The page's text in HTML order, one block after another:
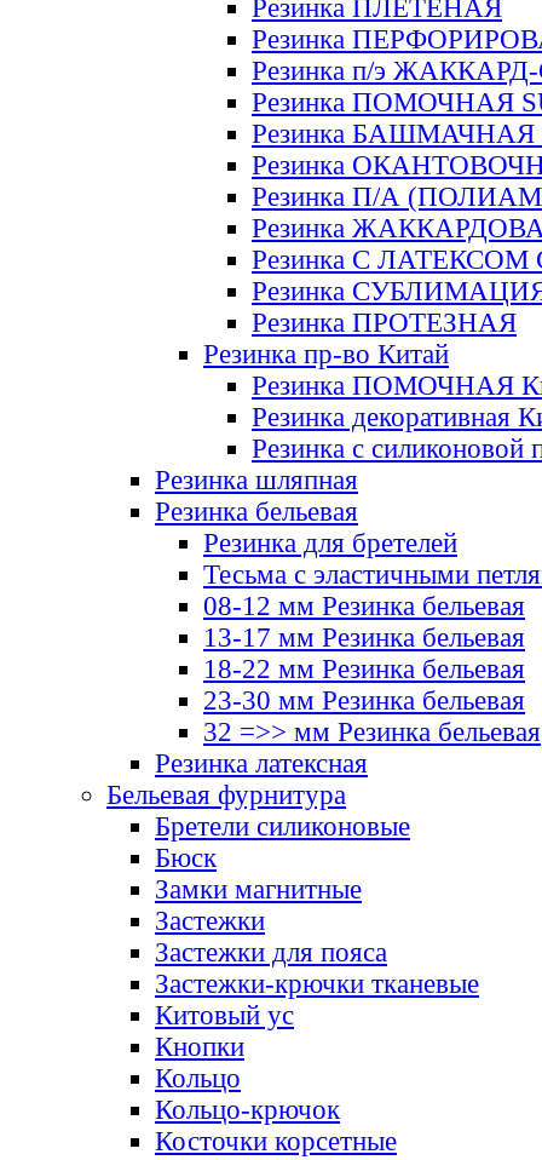
Резинка ПЛЕТЕНАЯ
Резинка
Резинка п/э
Резинка ПОМОЧНАЯ
Резинка БАШМАЧНАЯ
Резинка
Резинка П/А
Резинка
Резинка С ЛАТЕКСОМ
Резинка
Резинка ПРОТЕЗНАЯ
Резинка пр-во Китай
Резинка ПОМОЧНАЯ
Резинка декоративная
Резинка с силиконовой
Резинка шляпная
Резинка бельевая
Резинка для бретелей
Тесьма с эластичными
08-12 мм Резинка бельевая
13-17 мм Резинка бельевая
18-22 мм Резинка бельевая
23-30 мм Резинка бельевая
32 =>> мм Резинка бельевая
Резинка латексная
Бельевая фурнитура
Бретели силиконовые
Бюск
Замки магнитные
Застежки
Застежки для пояса
Застежки-крючки тканевые
Китовый ус
Кнопки
Кольцо
Кольцо-крючок
Косточки корсетные